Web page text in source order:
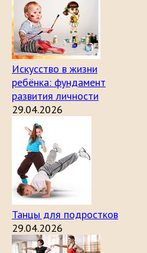
Искусство в жизни
ребёнка: фундамент
развития личности
29.04.2026
Танцы для подростков
29.04.2026